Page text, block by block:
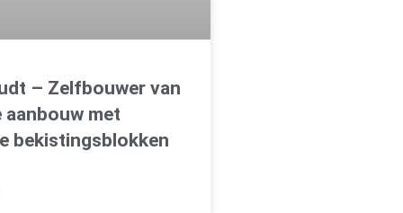
– Zelfbouwer van
aanbouw met
bekistingsblokken